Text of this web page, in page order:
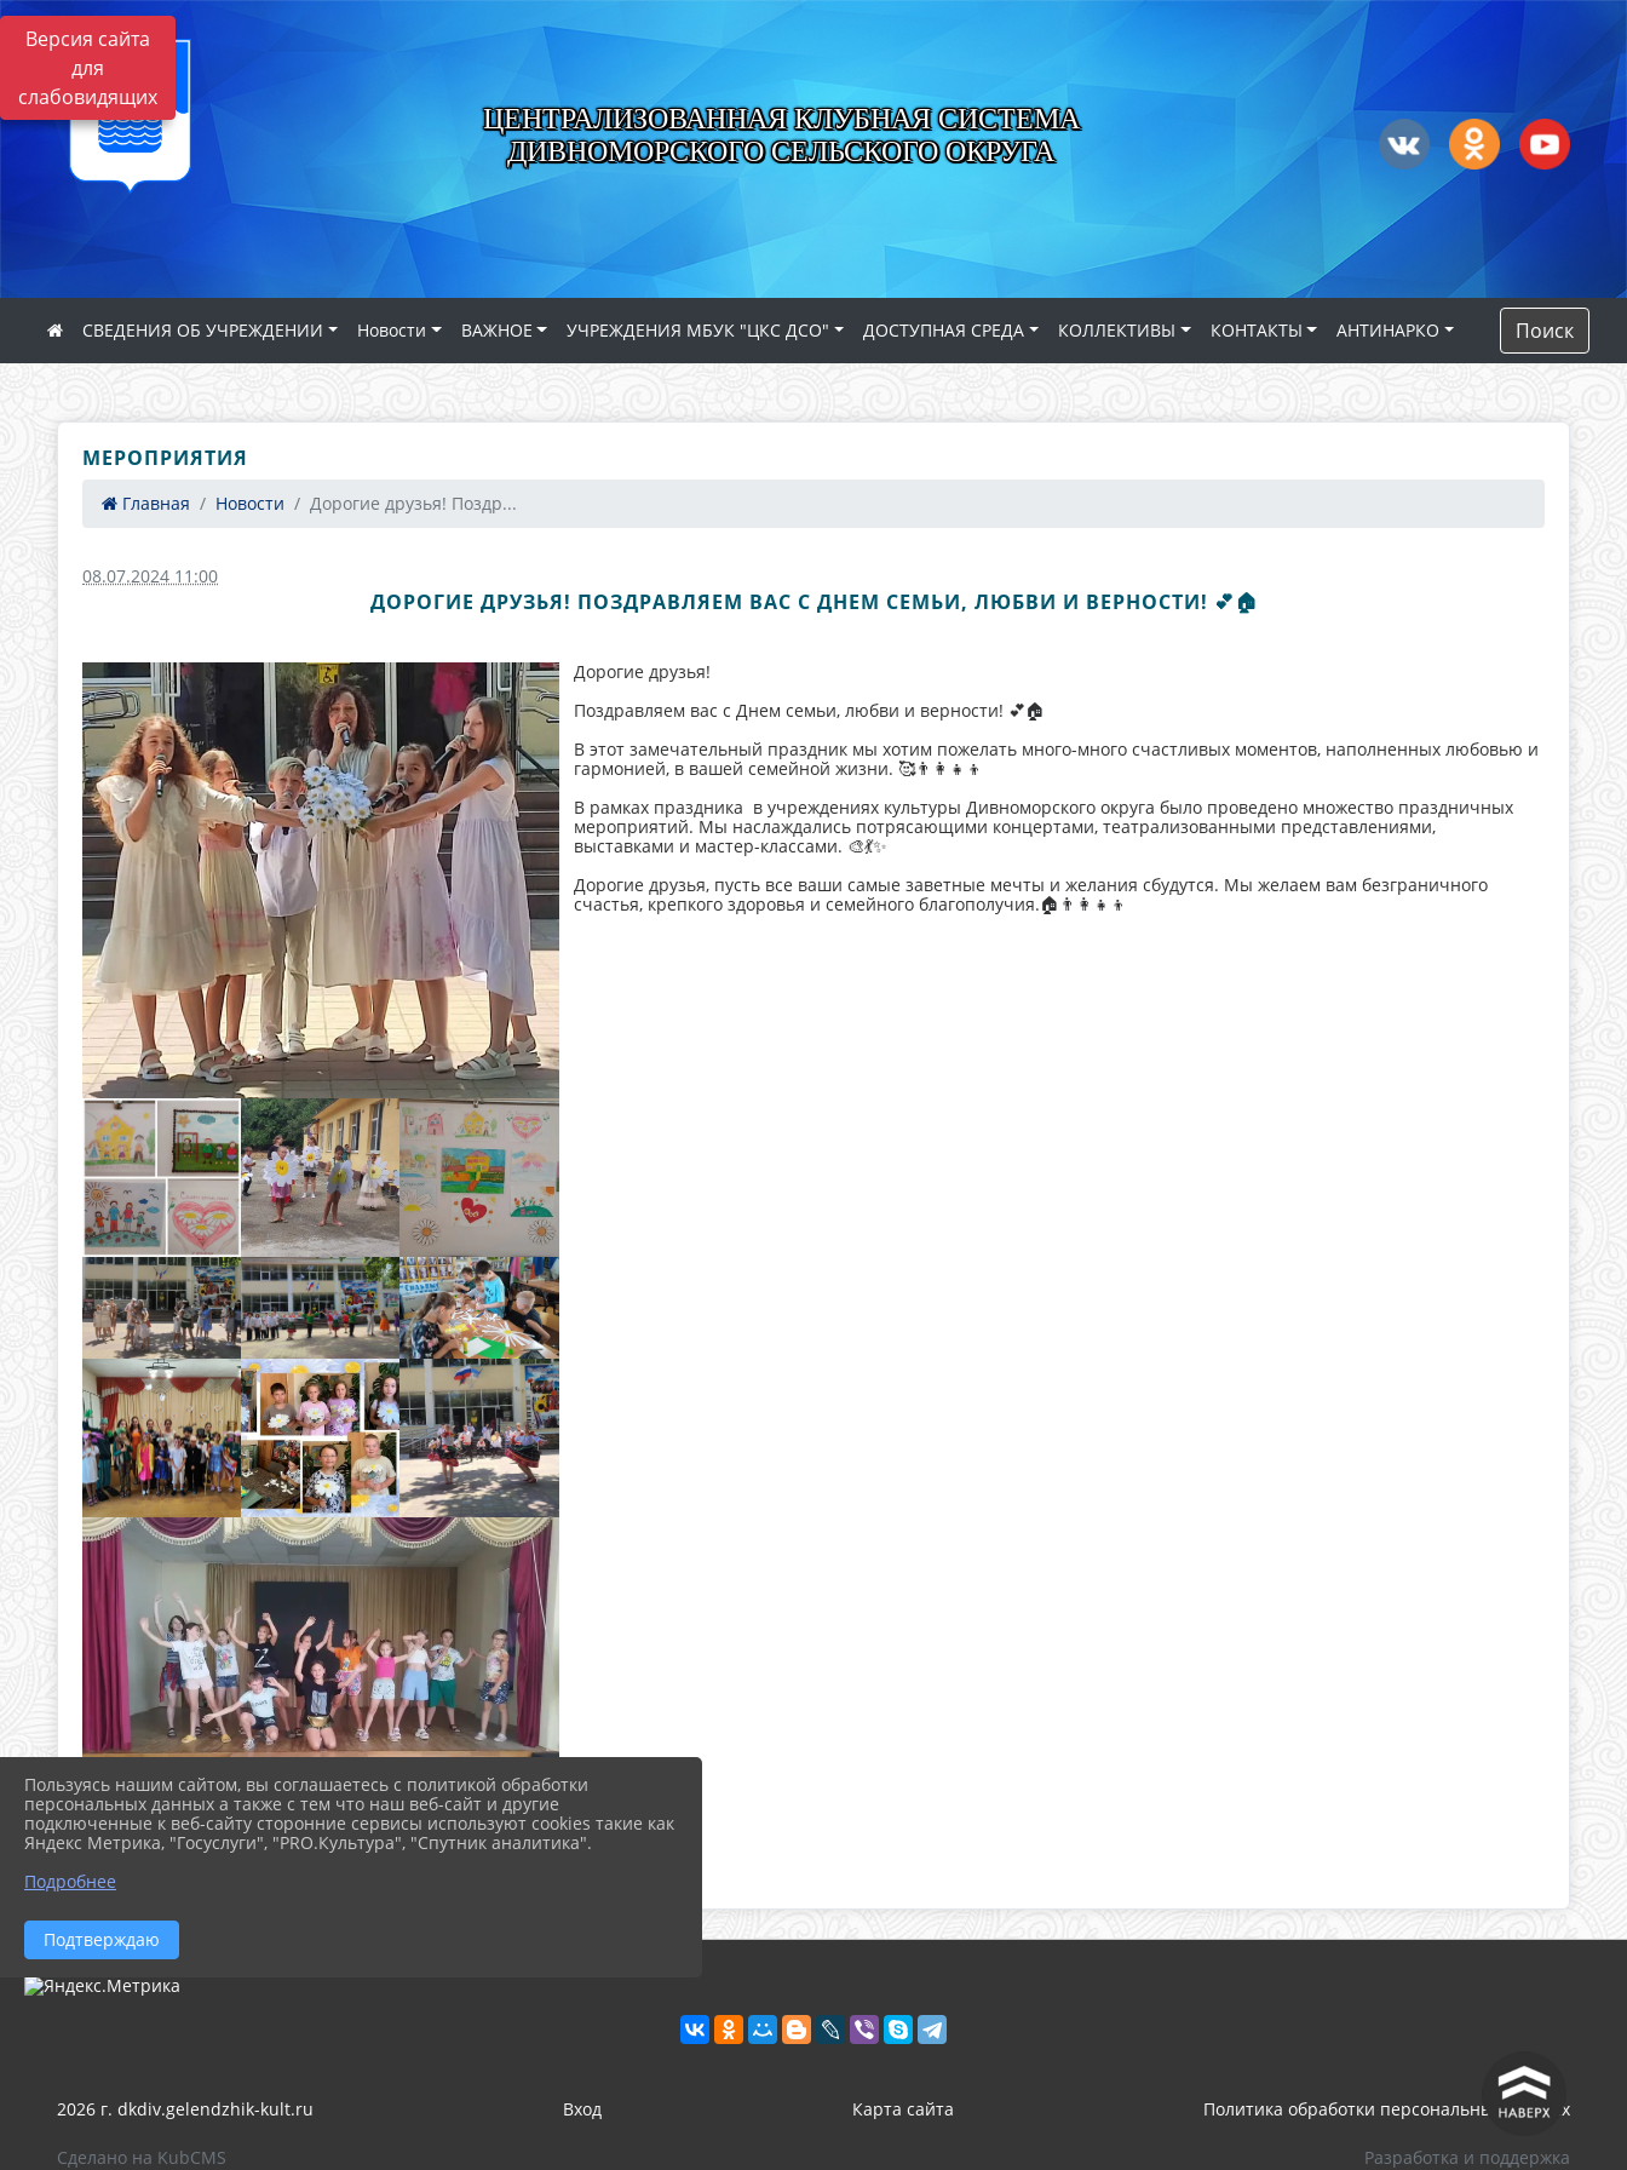
Версия сайта
для
слабовидящих
ЦЕНТРАЛИЗОВАННАЯ КЛУБНАЯ СИСТЕМА
ДИВНОМОРСКОГО СЕЛЬСКОГО ОКРУГА
СВЕДЕНИЯ ОБ УЧРЕЖДЕНИИ Новости ВАЖНОЕ УЧРЕЖДЕНИЯ МБУК "ЦКС ДСО" ДОСТУПНАЯ СРЕДА КОЛЛЕКТИВЫ КОНТАКТЫ АНТИНАРКО Поиск
МЕРОПРИЯТИЯ
Главная Новости Дорогие друзья! Поздр...
08.07.2024 11:00
ДОРОГИЕ ДРУЗЬЯ! ПОЗДРАВЛЯЕМ ВАС С ДНЕМ СЕМЬИ, ЛЮБВИ И ВЕРНОСТИ! 💕🏠
Дорогие друзья!
Поздравляем вас с Днем семьи, любви и верности! 💕🏠
В этот замечательный праздник мы хотим пожелать много-много счастливых моментов, наполненных любовью и
гармонией, в вашей семейной жизни. 🥰👨‍👩‍👧‍👦
В рамках праздника в учреждениях культуры Дивноморского округа было проведено множество праздничных
мероприятий. Мы наслаждались потрясающими концертами, театрализованными представлениями,
выставками и мастер-классами. 🎨💃✨
Дорогие друзья, пусть все ваши самые заветные мечты и желания сбудутся. Мы желаем вам безграничного
счастья, крепкого здоровья и семейного благополучия.🏠👨‍👩‍👧‍👦
^
2026 г. dkdiv.gelendzhik-kult.ru Вход Карта сайта Политика обработки персональных данных
Сделано на KubCMS Разработка и поддержка
Пользуясь нашим сайтом, вы соглашаетесь с политикой обработки
персональных данных а также с тем что наш веб-сайт и другие
подключенные к веб-сайту сторонние сервисы используют cookies такие как
Яндекс Метрика, "Госуслуги", "PRO.Культура", "Спутник аналитика".
Подробнее
Подтверждаю